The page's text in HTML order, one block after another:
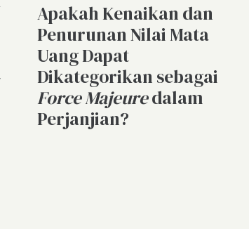
Apakah Kenaikan dan
Penurunan Nilai Mata
Uang Dapat
Dikategorikan sebagai
Force Majeuredalam
Perjanjian?